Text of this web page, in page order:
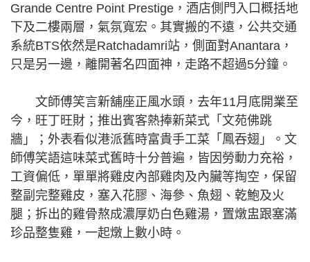
Grande Centre Point Prestige，酒店側門入口概括地
下及二樓兩層，氣氛寬宏。其實搬的不遠，公共交通
系統BTS依然是Ratchadamri站，側面對Anantara，
只是另一邊，離開著名四面神，走路不超過5分鐘。
文師傅笑言新舖座正風水頭，去年11月底開業至
今，旺丁旺財；推出賓客熱捧新菜式「文苑佛跳
牆」；外表看似港派舊時富貴手工菜「鳳吞翅」。文
師傅笑語這味菜式舊時十分普遍，皆因勞動力充裕，
工資偏低，單單將雞皮內部雞肉及內臟等掏空，保留
整副完整雞皮，塞入花膠、海參、魚翅、乾鮑及火
腿；拆出的雞骨熬成濃厚奶白色雞湯，置燉盅跟塞滿
珍品整隻雞，一起燉上數小時。